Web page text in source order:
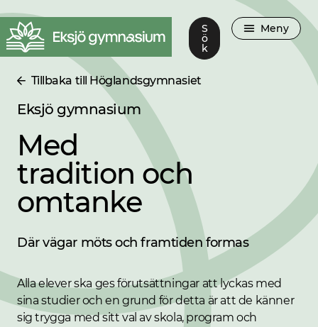
S
ö
k
Meny
Tillbaka till Höglandsgymnasiet
Eksjö gymnasium
Med
tradition och
omtanke
Där vägar möts och framtiden formas
Alla elever ska ges förutsättningar att lyckas med
sina studier och en grund för detta är att de känner
sig trygga med sitt val av skola, program och